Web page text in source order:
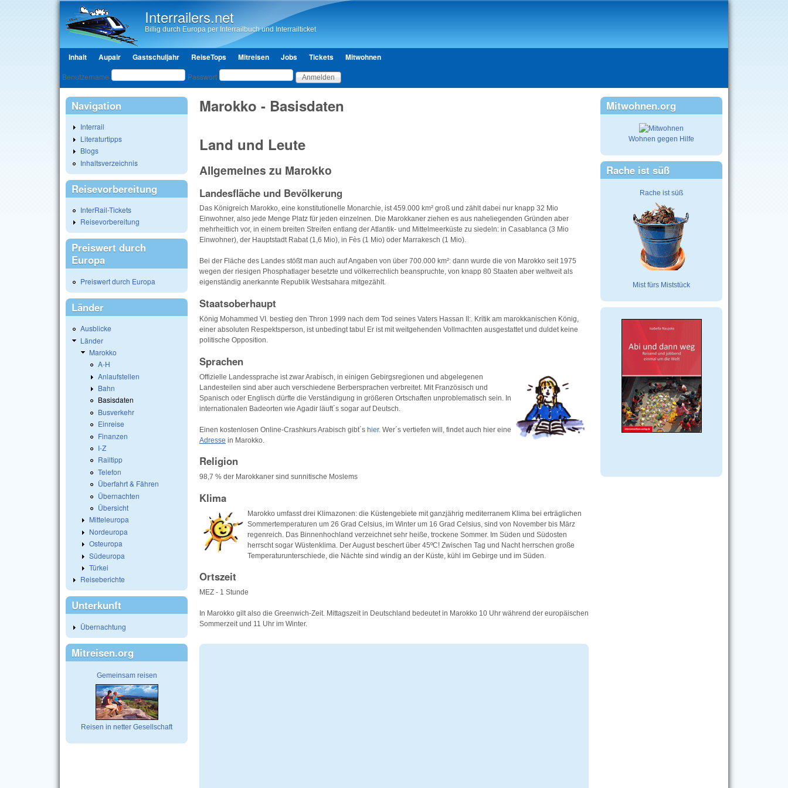
Interrailers.net
Billig durch Europa per Interrailbuch und Interrailticket
Hauptmenü
Inhalt Aupair Gastschuljahr ReiseTops Mitreisen Jobs Tickets Mitwohnen
Benutzeranmeldung
Benutzername Passwort
Marokko - Basisdaten
Land und Leute
Allgemeines zu Marokko
Landesfläche und Bevölkerung
Das Königreich Marokko, eine konstitutionelle Monarchie, ist 459.000 km² groß und zählt dabei nur knapp 32 Mio
Einwohner, also jede Menge Platz für jeden einzelnen. Die Marokkaner ziehen es aus naheliegenden Gründen aber
mehrheitlich vor, in einem breiten Streifen entlang der Atlantik- und Mittelmeerküste zu siedeln: in Casablanca (3 Mio
Einwohner), der Hauptstadt Rabat (1,6 Mio), in Fès (1 Mio) oder Marrakesch (1 Mio).
Bei der Fläche des Landes stößt man auch auf Angaben von über 700.000 km²: dann wurde die von Marokko seit 1975
wegen der riesigen Phosphatlager besetzte und völkerrechlich beanspruchte, von knapp 80 Staaten aber weltweit als
eigenständig anerkannte Republik Westsahara mitgezählt.
Staatsoberhaupt
König Mohammed VI. bestieg den Thron 1999 nach dem Tod seines Vaters Hassan II:. Kritik am marokkanischen König,
einer absoluten Respektsperson, ist unbedingt tabu! Er ist mit weitgehenden Vollmachten ausgestattet und duldet keine
politische Opposition.
Sprachen
Offizielle Landessprache ist zwar Arabisch, in einigen Gebirgsregionen und abgelegenen
Landesteilen sind aber auch verschiedene Berbersprachen verbreitet. Mit Französisch und
Spanisch oder Englisch dürfte die Verständigung in größeren Ortschaften unproblematisch sein. In
internationalen Badeorten wie Agadir läuft´s sogar auf Deutsch.
Einen kostenlosen Online-Crashkurs Arabisch gibt´s hier. Wer´s vertiefen will, findet auch hier eine
Adresse in Marokko.
Religion
98,7 % der Marokkaner sind sunnitische Moslems
Klima
Marokko umfasst drei Klimazonen: die Küstengebiete mit ganzjährig mediterranem Klima bei erträglichen
Sommertemperaturen um 26 Grad Celsius, im Winter um 16 Grad Celsius, sind von November bis März
regenreich. Das Binnenhochland verzeichnet sehr heiße, trockene Sommer. Im Süden und Südosten
herrscht sogar Wüstenklima. Der August beschert über 45ºC! Zwischen Tag und Nacht herrschen große
Temperaturunterschiede, die Nächte sind windig an der Küste, kühl im Gebirge und im Süden.
Ortszeit
MEZ - 1 Stunde
In Marokko gilt also die Greenwich-Zeit. Mittagszeit in Deutschland bedeutet in Marokko 10 Uhr während der europäischen
Sommerzeit und 11 Uhr im Winter.
Navigation
Interrail
Literaturtipps
Blogs
Inhaltsverzeichnis
Reisevorbereitung
InterRail-Tickets
Reisevorbereitung
Preiswert durch
Europa
Preiswert durch Europa
Länder
Ausblicke
Länder
Marokko
A-H
Anlaufstellen
Bahn
Basisdaten
Busverkehr
Einreise
Finanzen
I-Z
Railtipp
Telefon
Überfahrt & Fähren
Übernachten
Übersicht
Mitteleuropa
Nordeuropa
Osteuropa
Südeuropa
Türkei
Reiseberichte
Unterkunft
Übernachtung
Mitreisen.org
Gemeinsam reisen
Reisen in netter Gesellschaft
Mitwohnen.org
Wohnen gegen Hilfe
Rache ist süß
Rache ist süß
Mist fürs Miststück